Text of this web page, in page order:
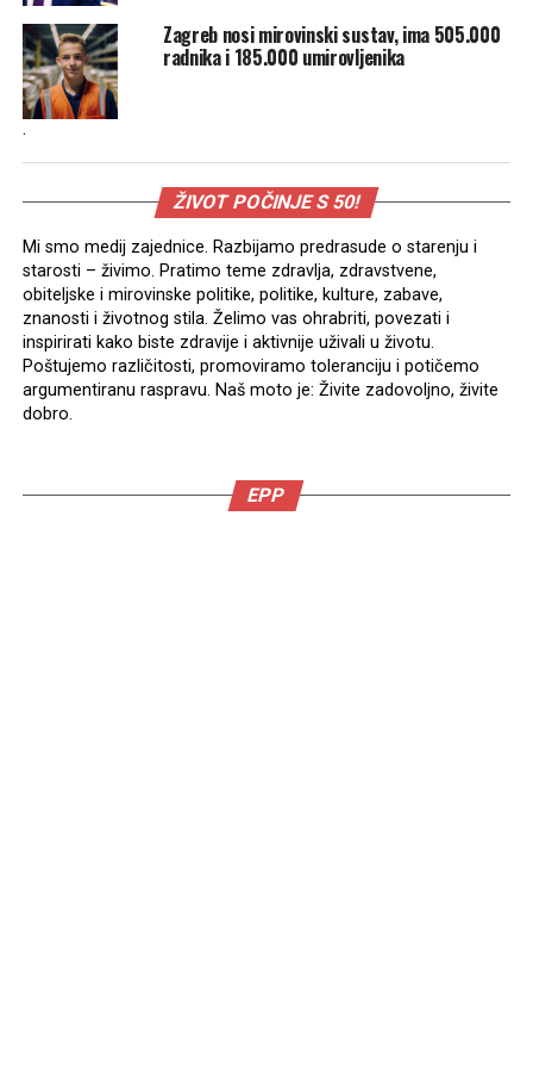
Zagreb nosi mirovinski sustav, ima 505.000
radnika i 185.000 umirovljenika
.
ŽIVOT POČINJE S 50!
Mi smo medij zajednice. Razbijamo predrasude o starenju i
starosti – živimo. Pratimo teme zdravlja, zdravstvene,
obiteljske i mirovinske politike, politike, kulture, zabave,
znanosti i životnog stila. Želimo vas ohrabriti, povezati i
inspirirati kako biste zdravije i aktivnije uživali u životu.
Poštujemo različitosti, promoviramo toleranciju i potičemo
argumentiranu raspravu. Naš moto je: Živite zadovoljno, živite
dobro.
EPP